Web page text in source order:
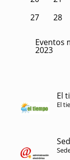
27
28
Eventos
2023
El
El